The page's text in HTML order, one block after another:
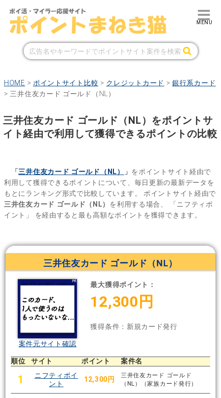
HOME > ポイントサイト比較 > クレジットカード >銀行系カード
> 三井住友カード ゴールド（NL）
三井住友カード ゴールド（NL）をポイントサ
イト経由で利用して獲得できるポイントの比較
「 三井住友カード ゴールド（NL） 」 をポイントサイト経由で
利用して獲得できるポイントについて、毎日更新の最新データを
もとにランキング形式で比較しています。 ポイントサイト経由で
三井住友カード ゴールド（NL） を利用する場合、
「ニフティポ
イント」
を経由すると最も高額なポイントを獲得できます。
三井住友カード ゴールド（NL）
案件元サイト確認
最大獲得ポイント：
12,300円
獲得条件：新規カード発行
順位 サイト ポイント 案件名
1
ニフティポイ
ント
12,300円
三井住友カード ゴールド
（NL）（家族カード発行）